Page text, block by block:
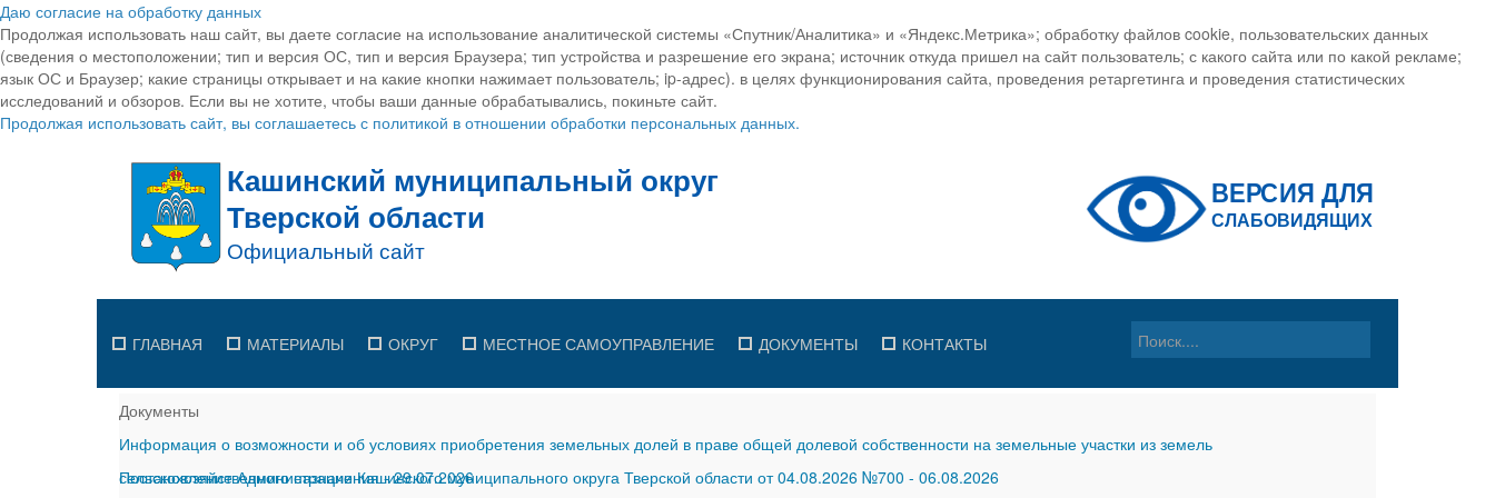
Даю согласие на обработку данных
Продолжая использовать наш сайт, вы даете согласие на использование аналитической системы «Спутник/Аналитика» и «Яндекс.Метрика»; обработку файлов cookie, пользовательских данных
(сведения о местоположении; тип и версия ОС, тип и версия Браузера; тип устройства и разрешение его экрана; источник откуда пришел на сайт пользователь; с какого сайта или по какой рекламе;
язык ОС и Браузер; какие страницы открывает и на какие кнопки нажимает пользователь; ip-адрес). в целях функционирования сайта, проведения ретаргетинга и проведения статистических
исследований и обзоров. Если вы не хотите, чтобы ваши данные обрабатывались, покиньте сайт.
Продолжая использовать сайт, вы соглашаетесь с политикой в отношении обработки персональных данных.
ГЛАВНАЯ МАТЕРИАЛЫ ОКРУГ МЕСТНОЕ САМОУПРАВЛЕНИЕ ДОКУМЕНТЫ КОНТАКТЫ
Документы
Информация о возможности и об условиях приобретения земельных долей в праве общей долевой собственности на земельные участки из земель
сельскохозяйственного назначения-29.07.2026
Постановление Администрации Кашинского муниципального округа Тверской области от 04.08.2026 №700 - 06.08.2026